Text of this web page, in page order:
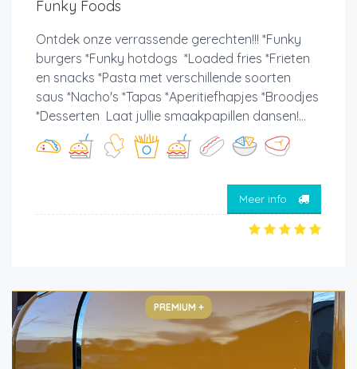
Funky Foods
Ontdek onze verrassende gerechten!!! *Funky
burgers *Funky hotdogs *Loaded fries *Frieten
en snacks *Pasta met verschillende soorten
saus *Nacho's *Tapas *Aperitiefhapjes *Broodjes
*Desserten Laat jullie smaakpapillen dansen!...
Meer info
PREMIUM +